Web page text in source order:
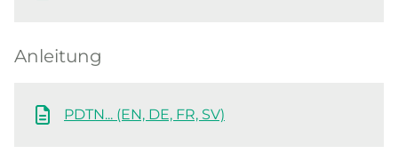
Anleitung
PDTN... (EN, DE, FR, SV)